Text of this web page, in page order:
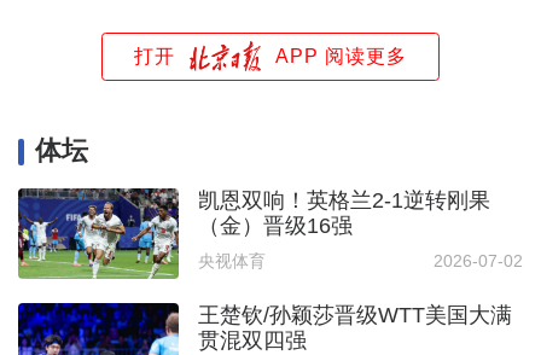
打开 APP 阅读更多
体坛
凯恩双响！英格兰2-1逆转刚果
（金）晋级16强
央视体育 2026-07-02
王楚钦/孙颖莎晋级WTT美国大满
贯混双四强